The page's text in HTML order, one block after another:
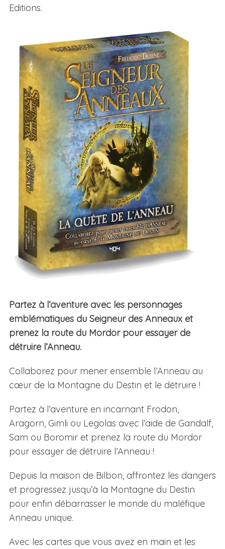
Editions.
Partez à l’aventure avec les personnages
emblématiques du Seigneur des Anneaux et
prenez la route du Mordor pour essayer de
détruire l’Anneau.
Collaborez pour mener ensemble l’Anneau au
cœur de la Montagne du Destin et le détruire !
Partez à l’aventure en incarnant Frodon,
Aragorn, Gimli ou Legolas avec l’aide de Gandalf,
Sam ou Boromir et prenez la route du Mordor
pour essayer de détruire l’Anneau !
Depuis la maison de Bilbon, affrontez les dangers
et progressez jusqu’à la Montagne du Destin
pour enfin débarrasser le monde du maléfique
Anneau unique.
Avec les cartes que vous avez en main et les